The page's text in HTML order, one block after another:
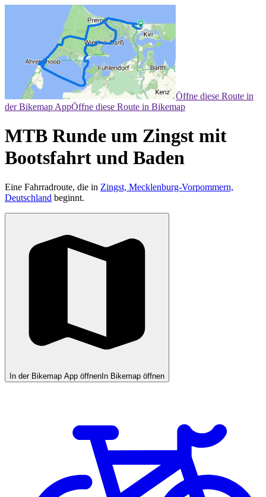
Öffne diese Route in
der Bikemap AppÖffne diese Route in Bikemap
MTB Runde um Zingst mit
Bootsfahrt und Baden
Eine Fahrradroute, die in Zingst, Mecklenburg-Vorpommern,
Deutschland beginnt.
In der Bikemap App öffnen In Bikemap öffnen